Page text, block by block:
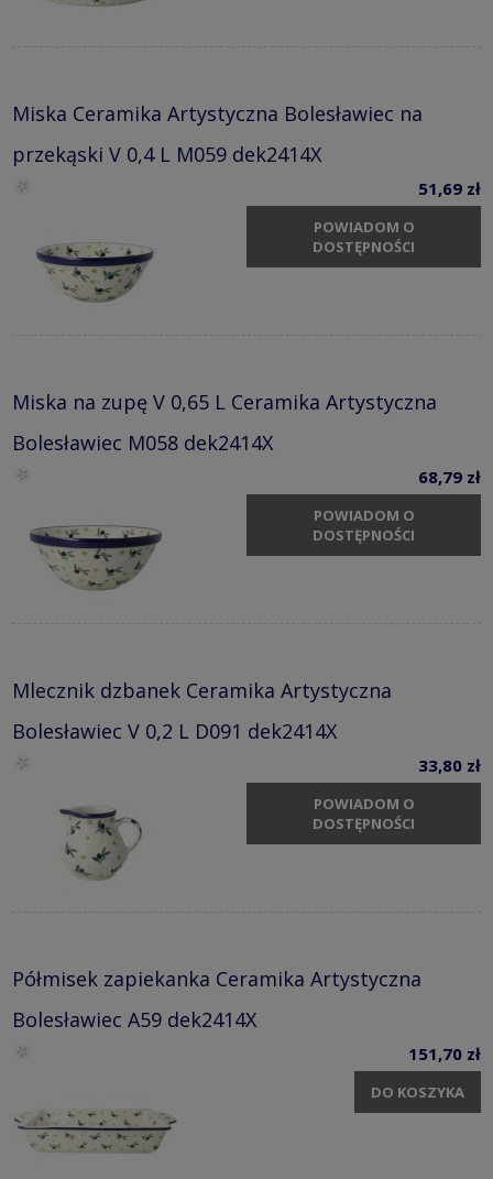
Miska Ceramika Artystyczna Bolesławiec na
przekąski V 0,4 L M059 dek2414X
51,69 zł
POWIADOM O
DOSTĘPNOŚCI
Miska na zupę V 0,65 L Ceramika Artystyczna
Bolesławiec M058 dek2414X
68,79 zł
POWIADOM O
DOSTĘPNOŚCI
Mlecznik dzbanek Ceramika Artystyczna
Bolesławiec V 0,2 L D091 dek2414X
33,80 zł
POWIADOM O
DOSTĘPNOŚCI
Półmisek zapiekanka Ceramika Artystyczna
Bolesławiec A59 dek2414X
151,70 zł
DO KOSZYKA